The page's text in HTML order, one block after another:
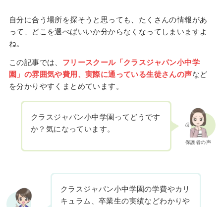
自分に合う場所を探そうと思っても、たくさんの情報があ
って、どこを選べばいいか分からなくなってしまいますよ
ね。
この記事では、 フリースクール「クラスジャパン小中学
園」の雰囲気や費用、実際に通っている生徒さんの声など
を分かりやすくまとめています。
保護者の声
クラスジャパン小中学園ってどうです
か？気になっています。
クラスジャパン小中学園の学費やカリ
キュラム、卒業生の実績などわかりや